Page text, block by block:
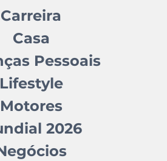
Carreira
Casa
Pessoais
Lifestyle
Motores
2026